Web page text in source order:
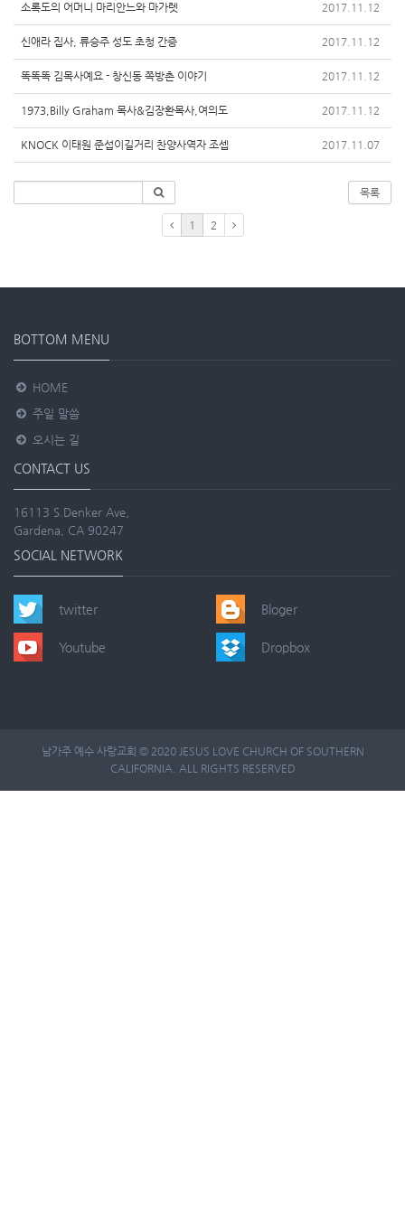
소록도의 어머니 마리안느와 마가렛 2017.11.12
신애라 집사, 류승주 성도 초청 간증 2017.11.12
똑똑똑 김목사예요 - 창신동 쪽방촌 이야기 2017.11.12
1973,Billy Graham 목사&김장환목사,여의도 2017.11.12
KNOCK 이태원 준섭이길거리 찬양사역자 조셉 2017.11.07
목록
1 2
BOTTOM MENU
HOME
주일 말씀
오시는 길
CONTACT US
16113 S.Denker Ave,
Gardena, CA 90247
SOCIAL NETWORK
twitter
Youtube
Bloger
Dropbox
남가주 예수 사랑교회 © 2020 JESUS LOVE CHURCH OF SOUTHERN
CALIFORNIA. ALL RIGHTS RESERVED